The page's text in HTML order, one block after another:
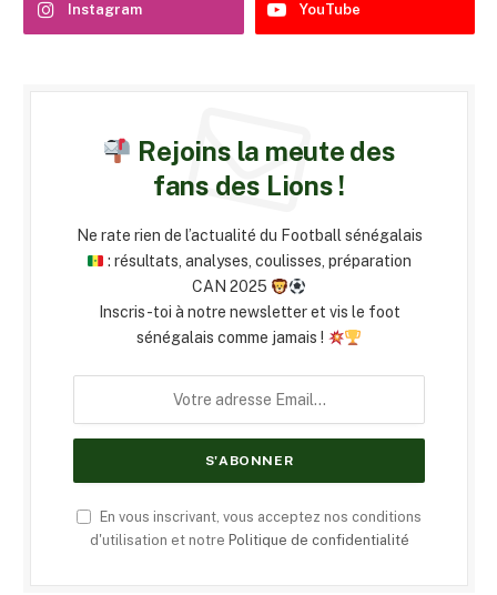
Instagram YouTube
Rejoins la meute des
fans des Lions !
Ne rate rien de l’actualité du Football sénégalais
: résultats, analyses, coulisses, préparation
CAN 2025
Inscris-toi à notre newsletter et vis le foot
sénégalais comme jamais !
En vous inscrivant, vous acceptez nos conditions
d'utilisation et notre Politique de confidentialité